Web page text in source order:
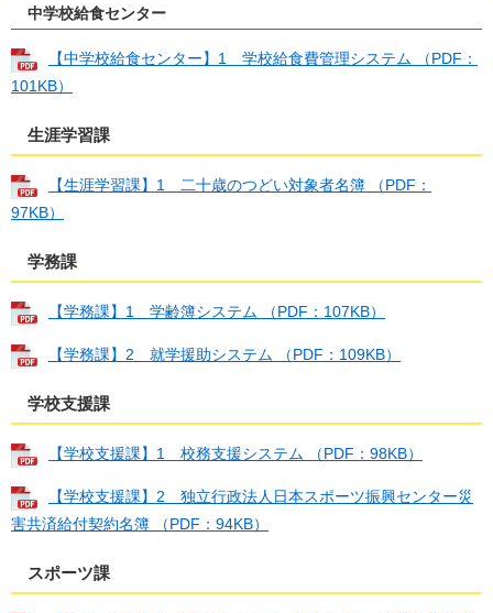
中学校給食センター
【中学校給食センター】1 学校給食費管理システム （PDF：
101KB）
生涯学習課
【生涯学習課】1 二十歳のつどい対象者名簿 （PDF：
97KB）
学務課
【学務課】1 学齢簿システム （PDF：107KB）
【学務課】2 就学援助システム （PDF：109KB）
学校支援課
【学校支援課】1 校務支援システム （PDF：98KB）
【学校支援課】2 独立行政法人日本スポーツ振興センター災
害共済給付契約名簿 （PDF：94KB）
スポーツ課